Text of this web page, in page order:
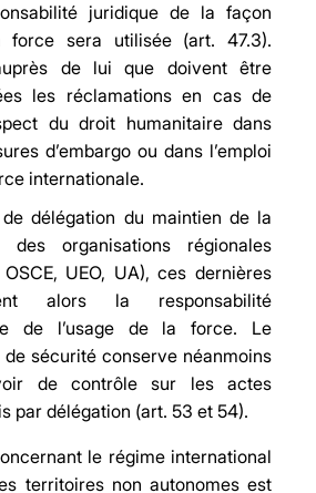
juridique de la façon
force sera utilisée (art. 47.3).
de lui que doivent être
les réclamations en cas de
du droit humanitaire dans
d’embargo ou dans l’emploi
internationale.
délégation du maintien de la
organisations régionales
OSCE, UEO, UA), ces dernières
alors la responsabilité
de l’usage de la force. Le
de sécurité conserve néanmoins
de contrôle sur les actes
par délégation (art. 53 et 54).
le régime international
territoires non autonomes est